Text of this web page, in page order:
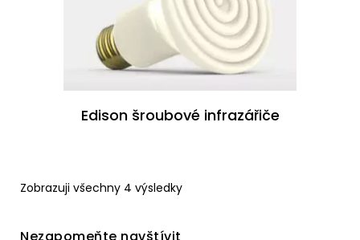
Edison šroubové infrazářiče
Zobrazuji všechny 4 výsledky